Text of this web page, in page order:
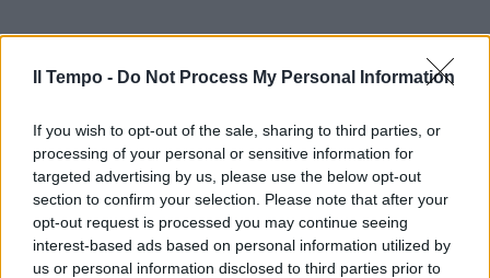
Il Tempo - Do Not Process My Personal Information
If you wish to opt-out of the sale, sharing to third parties, or
processing of your personal or sensitive information for
targeted advertising by us, please use the below opt-out
section to confirm your selection. Please note that after your
opt-out request is processed you may continue seeing
interest-based ads based on personal information utilized by
us or personal information disclosed to third parties prior to